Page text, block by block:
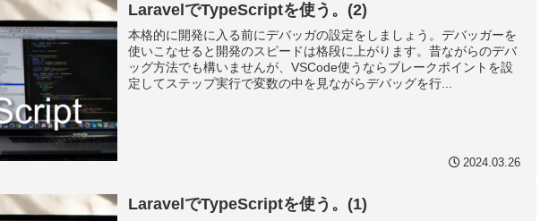
LaravelでTypeScriptを使う。(2)
本格的に開発に入る前にデバッガの設定をしましょう。デバッガーを
使いこなせると開発のスピードは格段に上がります。昔ながらのデバ
ッグ方法でも構いませんが、VSCode使うならブレークポイントを設
定してステップ実行で変数の中を見ながらデバッグを行...
2024.03.26
LaravelでTypeScriptを使う。(1)